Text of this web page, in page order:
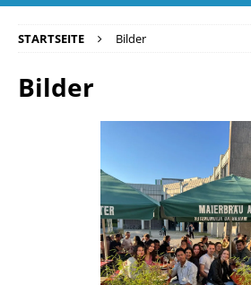
STARTSEITE Bilder
Bilder